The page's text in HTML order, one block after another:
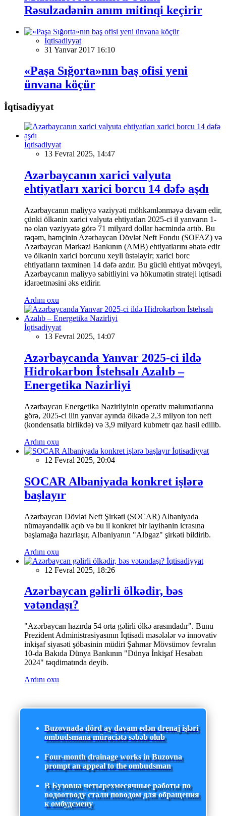
Rəsulzadənin anım mitinqi keçirir
İqtisadiyyat
31 Yanvar 2017 16:10
«Paşa Sığorta»nın baş ofisi yeni
ünvana köçür
İqtisadiyyat
İqtisadiyyat
13 Fevral 2025, 14:47
Azərbaycanın xarici valyuta
ehtiyatları xarici borcu 14 dəfə aşdı
Azərbaycanın maliyyə vəziyyəti möhkəmlənməyə davam edir,
çünki ölkənin xarici valyuta ehtiyatları 2025-ci il yanvarın 1-
nə olan vəziyyətə görə 71 milyard dollar həcmində artıb. Bu
rəqəm, həmçinin Azərbaycan Dövlət Neft Fondu (SOFAZ) və
Azərbaycan Mərkəzi Bankının (AMB) ehtiyatlarını əhatə edir
və ölkənin xarici borcunu xeyli üstələyir; xarici borc
ehtiyatların təxminən 14 dəfə azdır. Bu güclü ehtiyat mövqeyi,
Azərbaycanın maliyyə sabitliyini və hökumətin strateji iqtisadi
idarəetməsini əks etdirir.
Ardını oxu
İqtisadiyyat
13 Fevral 2025, 14:07
Azərbaycanda Yanvar 2025-ci ildə
Hidrokarbon İstehsalı Azalıb –
Energetika Nazirliyi
Azərbaycan Energetika Nazirliyinin operativ məlumatlarına
görə, 2025-ci ilin yanvar ayında ölkədə 2,3 milyon ton neft
(kondensatla birlikdə) və 3,9 milyard kubmetr qaz hasil edilib.
Ardını oxu
İqtisadiyyat
12 Fevral 2025, 20:04
SOCAR Albaniyada konkret işlərə
başlayır
Azərbaycan Dövlət Neft Şirkəti (SOCAR) Albaniyada
nümayəndəlik açıb və bu il konkret bir layihənin icrasına
başlamağa hazırlaşır, Albaniyanın "Albgaz" şirkəti bildirib.
Ardını oxu
İqtisadiyyat
12 Fevral 2025, 18:26
Azərbaycan gəlirli ölkədir, bəs
vətəndaşı?
"Azərbaycan hazırda 54 orta gəlirli ölkə arasındadır". Bunu
Prezident Administrasiyasının İqtisadi məsələlər və innovativ
inkişaf siyasəti şöbəsinin müdiri Şahmar Mövsümov fevralın
10-da Bakıda Dünya Bankının "Dünya İnkişaf Hesabatı
2024" təqdimatında deyib.
Ardını oxu
Buzovnada dörd ay davam edən drenaj işləri
ombudsmana müraciətə səbəb olub
Four-month drainage works in Buzovna
prompt an appeal to the ombudsman
В Бузовна четырехмесячные работы по
водоотводу стали поводом для обращения
к омбудсмену